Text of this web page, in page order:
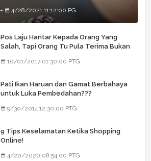
4/28/2021 11:12:00 PG
Pos Laju Hantar Kepada Orang Yang
Salah, Tapi Orang Tu Pula Terima Bukan
10/01/2017 01:30:00 PTG
Pati Ikan Haruan dan Gamat Berbahaya
untuk Luka Pembedahan???
9/30/2014 12:30:00 PTG
9 Tips Keselamatan Ketika Shopping
Online!
4/20/2020 08:54:00 PTG